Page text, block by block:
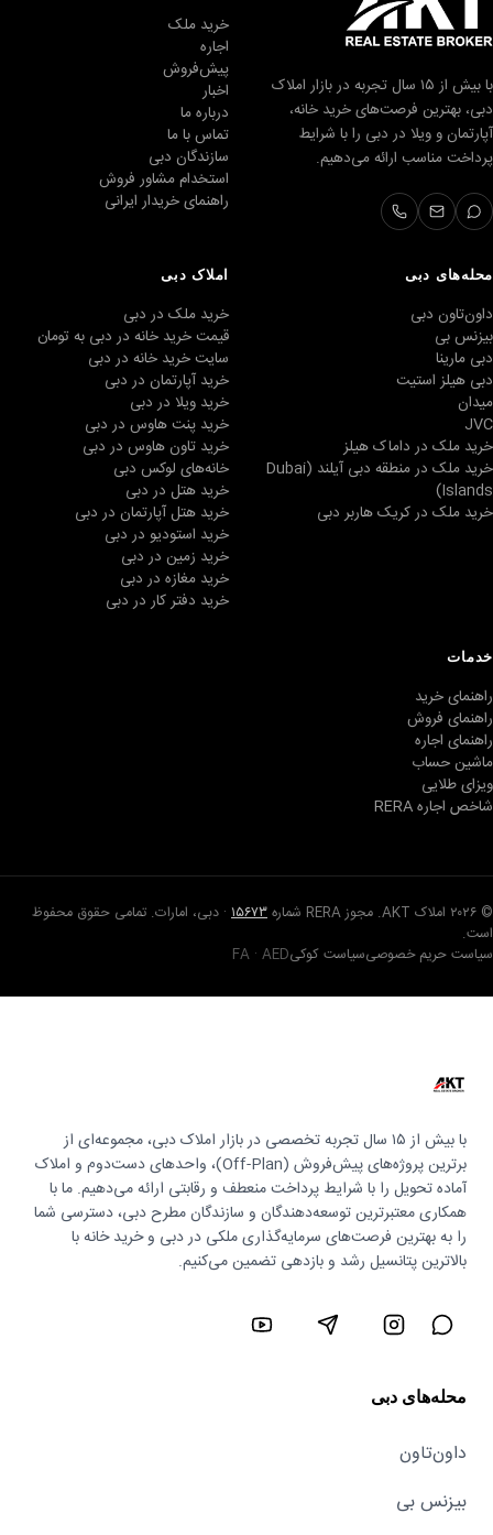
با بیش از ۱۵ سال تجربه در بازار املاک
دبی، بهترین فرصت‌های خرید خانه،
آپارتمان و ویلا در دبی را با شرایط
پرداخت مناسب ارائه می‌دهیم.
خرید ملک
اجاره
پیش‌فروش
اخبار
درباره ما
تماس با ما
سازندگان دبی
استخدام مشاور فروش
راهنمای خریدار ایرانی
محله‌های دبی
داون‌تاون دبی
بیزنس بی
دبی مارینا
دبی هیلز استیت
میدان
JVC
خرید ملک در داماک هیلز
خرید ملک در منطقه دبی آیلند (Dubai
Islands)
خرید ملک در کریک هاربر دبی
املاک دبی
خرید ملک در دبی
قیمت خرید خانه در دبی به تومان
سایت خرید خانه در دبی
خرید آپارتمان در دبی
خرید ویلا در دبی
خرید پنت هاوس در دبی
خرید تاون هاوس در دبی
خانه‌های لوکس دبی
خرید هتل در دبی
خرید هتل آپارتمان در دبی
خرید استودیو در دبی
خرید زمین در دبی
خرید مغازه در دبی
خرید دفتر کار در دبی
خدمات
راهنمای خرید
راهنمای فروش
راهنمای اجاره
ماشین حساب
ویزای طلایی
شاخص اجاره RERA
© ۲۰۲۶ املاک AKT. مجوز RERA شماره ۱۵۶۷۳ · دبی، امارات. تمامی حقوق محفوظ
است.
سیاست حریم خصوصیسیاست کوکیFA · AED
با بیش از ۱۵ سال تجربه تخصصی در بازار املاک دبی، مجموعه‌ای از
برترین پروژه‌های پیش‌فروش (Off-Plan)، واحدهای دست‌دوم و املاک
آماده تحویل را با شرایط پرداخت منعطف و رقابتی ارائه می‌دهیم. ما با
همکاری معتبرترین توسعه‌دهندگان و سازندگان مطرح دبی، دسترسی شما
را به بهترین فرصت‌های سرمایه‌گذاری ملکی در دبی و خرید خانه با
بالاترین پتانسیل رشد و بازدهی تضمین می‌کنیم.
محله‌های دبی
داون‌تاون
بیزنس بی